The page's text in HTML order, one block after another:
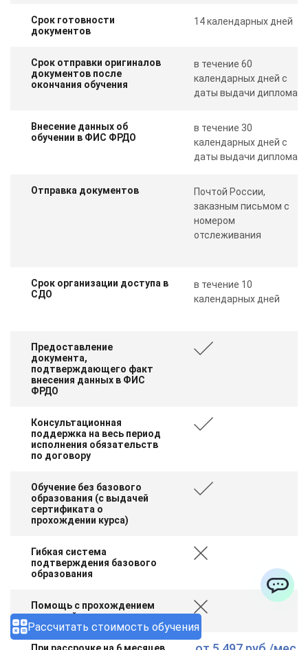
Рассчитать стоимость обучения
Срок готовности
документов
14 календарных дней
Срок отправки оригиналов
документов после
окончания обучения
в течение 60
календарных дней с
даты выдачи диплома
Внесение данных об
обучении в ФИС ФРДО
в течение 30
календарных дней с
даты выдачи диплома
Отправка документов
Почтой России,
заказным письмом с
номером
отслеживания
Срок организации доступа в
СДО
в течение 10
календарных дней
Предоставление
документа,
подтверждающего факт
внесения данных в ФИС
ФРДО
Консультационная
поддержка на весь период
исполнения обязательств
по договору
Обучение без базового
образования (с выдачей
сертификата о
прохождении курса)
Гибкая система
подтверждения базового
образования
Помощь с прохождением
итоговой аттестации
При рассрочке на 6 месяцев
ChatApp
Мессенджеры
WhatsApp
ChatApp